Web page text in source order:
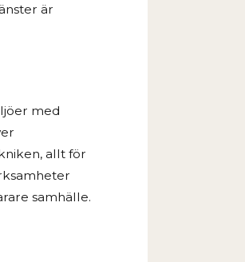
är
med
allt för
samhälle.